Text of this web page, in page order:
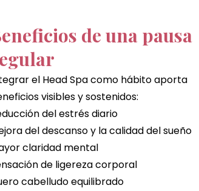
de una pausa
el Head Spa como hábito aporta
visibles y sostenidos:
del estrés diario
del descanso y la calidad del sueño
claridad mental
de ligereza corporal
cabelludo equilibrado